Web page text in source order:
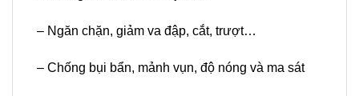
– Ngăn chặn, giảm va đập, cắt, trượt…
– Chống bụi bẩn, mảnh vụn, độ nóng và ma sát